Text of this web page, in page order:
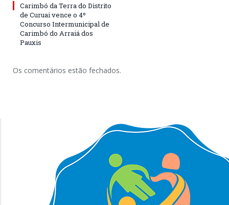
Carimbó da Terra do Distrito
de Curuai vence o 4º
Concurso Intermunicipal de
Carimbó do Arraiá dos
Pauxis
Os comentários estão fechados.